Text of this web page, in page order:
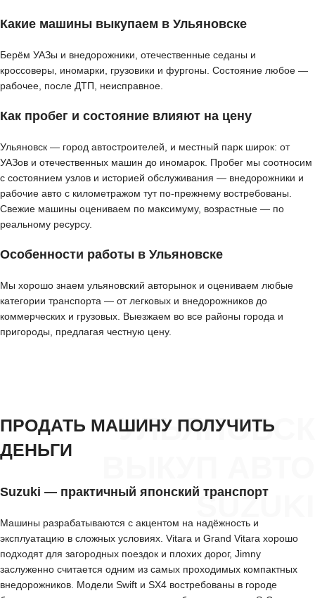
Какие машины выкупаем в Ульяновске
Берём УАЗы и внедорожники, отечественные седаны и
кроссоверы, иномарки, грузовики и фургоны. Состояние любое —
рабочее, после ДТП, неисправное.
Как пробег и состояние влияют на цену
Ульяновск — город автостроителей, и местный парк широк: от
УАЗов и отечественных машин до иномарок. Пробег мы соотносим
с состоянием узлов и историей обслуживания — внедорожники и
рабочие авто с километражом тут по-прежнему востребованы.
Свежие машины оцениваем по максимуму, возрастные — по
реальному ресурсу.
Особенности работы в Ульяновске
Мы хорошо знаем ульяновский авторынок и оцениваем любые
категории транспорта — от легковых и внедорожников до
коммерческих и грузовых. Выезжаем во все районы города и
пригороды, предлагая честную цену.
УЛЬЯНОВСК
SUZUKI
ПРОДАТЬ МАШИНУ ПОЛУЧИТЬ
ДЕНЬГИ
Suzuki — практичный японский транспорт
Машины разрабатываются с акцентом на надёжность и
эксплуатацию в сложных условиях. Vitara и Grand Vitara хорошо
подходят для загородных поездок и плохих дорог, Jimny
заслуженно считается одним из самых проходимых компактных
внедорожников. Модели Swift и SX4 востребованы в городе